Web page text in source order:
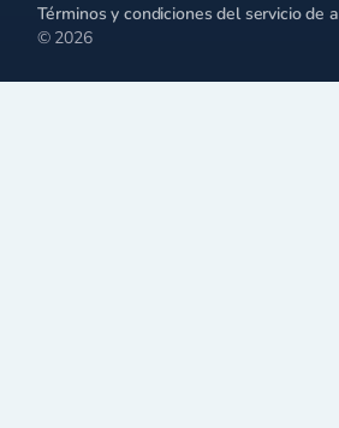
© 2026
Términos y condiciones del servicio de